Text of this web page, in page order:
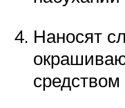
Наносят